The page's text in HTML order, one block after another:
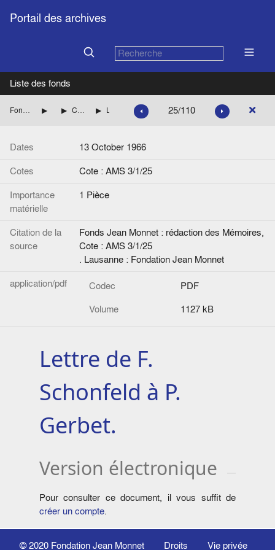
Portail des archives
Liste des fonds
Fonds Jean Monnet : rédaction des Mémoires Préparation des mémoires
Correspondances avec l’équipe du Professeur Duroselle 25/110
Dates
13 October 1966
Cotes
Cote : AMS 3/1/25
Importance
matérielle
1 Pièce
Citation de la
source
Fonds Jean Monnet : rédaction des Mémoires,
Cote : AMS 3/1/25
. Lausanne : Fondation Jean Monnet
application/pdf
Codec
PDF
Volume
1127 kB
Lettre de F.
Schonfeld à P.
Gerbet.
Version électronique
Pour consulter ce document, il vous suffit de
créer un compte.
© 2020 Fondation Jean Monnet Droits Vie privée